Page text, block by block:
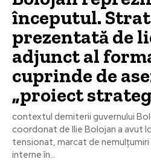
începutul.
prezentată de
adjunct al
cuprinde de
„proiect
contextul demiterii guvernului
coordonat de Ilie Bolojan a avut
tensionat, marcat de
interne în...